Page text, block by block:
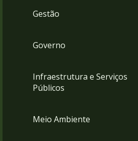
Gestão
Governo
Infraestrutura e Serviços
Públicos
Meio Ambiente